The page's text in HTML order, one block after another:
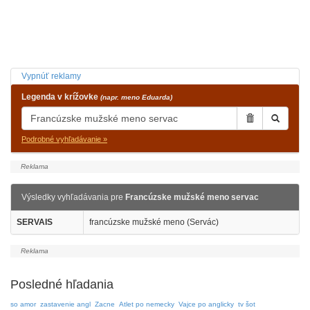
Vypnúť reklamy
Legenda v krížovke (napr. meno Eduarda)
Podrobné vyhľadávanie »
Výsledky vyhľadávania pre Francúzske mužské meno servac
SERVAIS francúzske mužské meno (Servác)
Posledné hľadania
so amor zastavenie angl Zacne Atlet po nemecky Vajce po anglicky tv šot